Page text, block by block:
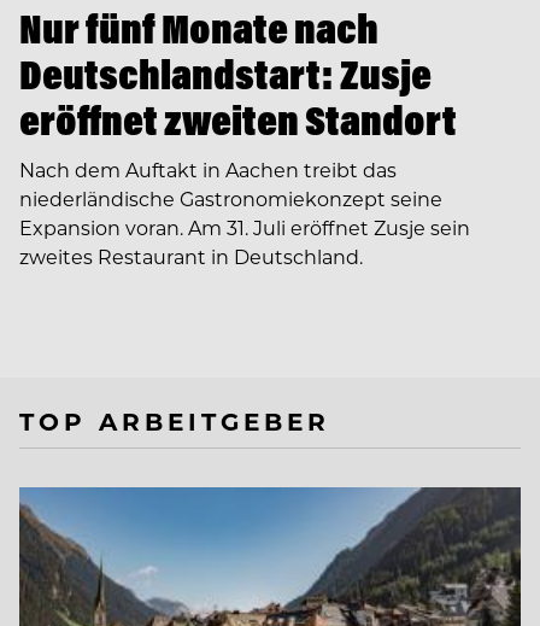
Nur fünf Monate nach
Deutschlandstart: Zusje
eröffnet zweiten Standort
Nach dem Auftakt in Aachen treibt das
niederländische Gastronomiekonzept seine
Expansion voran. Am 31. Juli eröffnet Zusje sein
zweites Restaurant in Deutschland.
TOP ARBEITGEBER